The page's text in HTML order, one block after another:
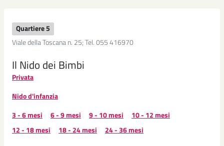
Quartiere 5
Viale della Toscana n. 25; Tel. 055 416970
Il Nido dei Bimbi
Privata
Nido d'infanzia
3 - 6 mesi
6 - 9 mesi 9 - 10 mesi
10 - 12 mesi
12 - 18 mesi
18 - 24 mesi 24 - 36 mesi